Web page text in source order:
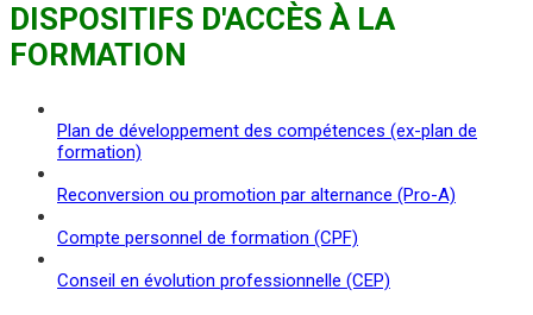
DISPOSITIFS D'ACCÈS À LA
FORMATION
Plan de développement des compétences (ex-plan de
formation)
Reconversion ou promotion par alternance (Pro-A)
Compte personnel de formation (CPF)
Conseil en évolution professionnelle (CEP)